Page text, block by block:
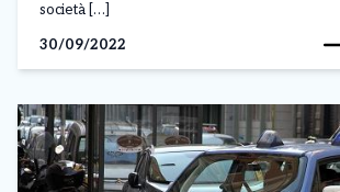
società […]
30/09/2022